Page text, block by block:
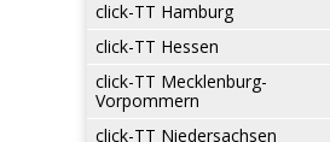
click-TT Hamburg
click-TT Hessen
click-TT Mecklenburg-
Vorpommern
click-TT Niedersachsen